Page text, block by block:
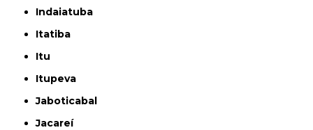
Indaiatuba
Itatiba
Itu
Itupeva
Jaboticabal
Jacareí